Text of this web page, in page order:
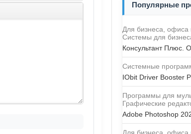
Популярные
Для бизнеса, офиса
Системы для
Консультант Плюс.
Системные
IObit Driver Booster
Программы для
Графические
Adobe Photoshop